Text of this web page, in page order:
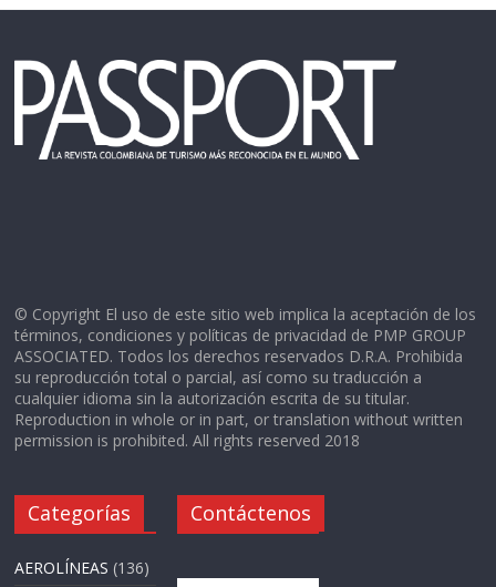
© Copyright El uso de este sitio web implica la aceptación de los
términos, condiciones y políticas de privacidad de PMP GROUP
ASSOCIATED. Todos los derechos reservados D.R.A. Prohibida
su reproducción total o parcial, así como su traducción a
cualquier idioma sin la autorización escrita de su titular.
Reproduction in whole or in part, or translation without written
permission is prohibited. All rights reserved 2018
Categorías
AEROLÍNEAS (136)
Contáctenos